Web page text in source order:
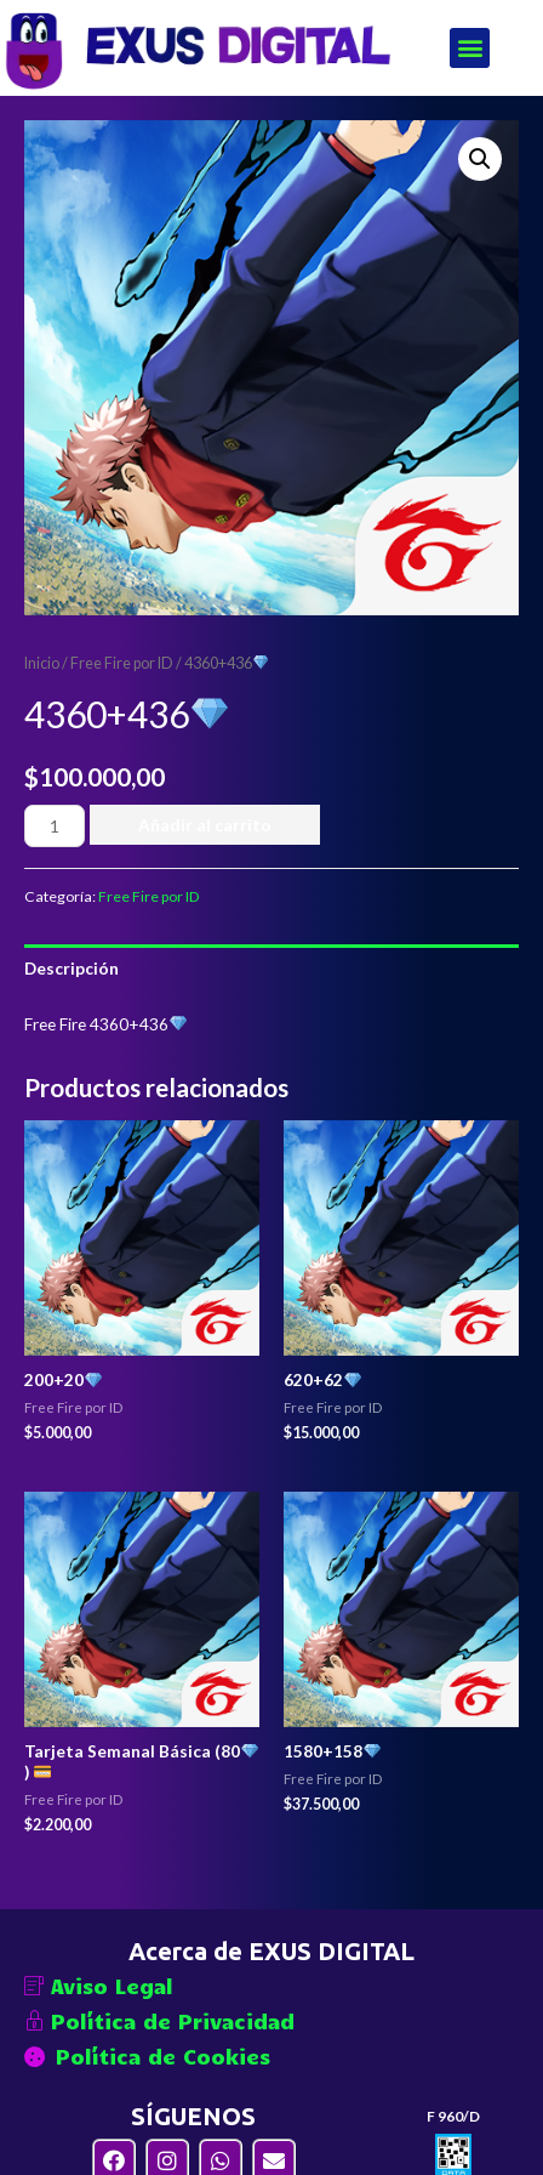
Inicio/ Free Fire por ID / 4360+436
4360+436
$100.000,00
Categoría:Free Fire por ID
Descripción
Free Fire 4360+436
Productos relacionados
200+20
Free Fire por ID
$5.000,00
620+62
Free Fire por ID
$15.000,00
Tarjeta Semanal Básica (80
)
Free Fire por ID
$2.200,00
1580+158
Free Fire por ID
$37.500,00
Acerca de EXUS DIGITAL
Aviso Legal
Política de Privacidad
Política de Cookies
SÍGUENOS F 960/D